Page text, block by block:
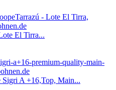
El Tirra...
A +16,Top, Main...